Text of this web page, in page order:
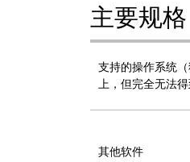
主要规格
支持的操作系统
上，但完全无法得
其他软件